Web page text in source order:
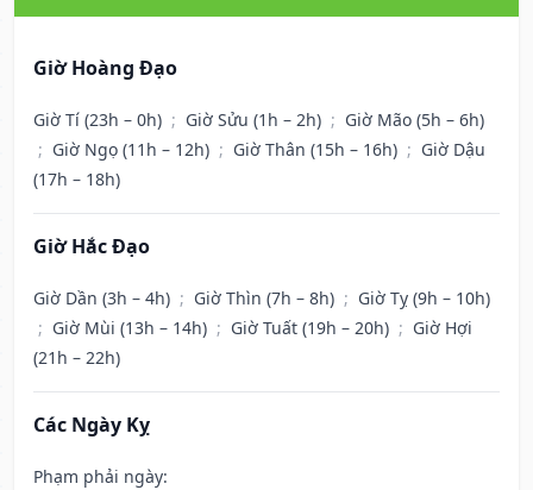
Giờ Hoàng Đạo
Giờ Tí (23h – 0h) ; Giờ Sửu (1h – 2h) ; Giờ Mão (5h – 6h)
; Giờ Ngọ (11h – 12h) ; Giờ Thân (15h – 16h) ; Giờ Dậu
(17h – 18h)
Giờ Hắc Đạo
Giờ Dần (3h – 4h) ; Giờ Thìn (7h – 8h) ; Giờ Tỵ (9h – 10h)
; Giờ Mùi (13h – 14h) ; Giờ Tuất (19h – 20h) ; Giờ Hợi
(21h – 22h)
Các Ngày Kỵ
Phạm phải ngày: